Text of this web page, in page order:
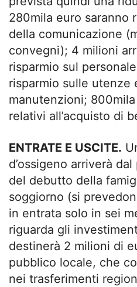
280mila euro saranno
della comunicazione
convegni); 4 milioni
risparmio sul
risparmio sulle utenze
manutenzioni;
relativi all’acquisto di
ENTRATE E USCITE.
d’ossigeno arriverà
del debutto della
soggiorno (si
in entrata solo in sei
riguarda gli
destinerà 2 milioni di
pubblico locale, che
nei trasferimenti